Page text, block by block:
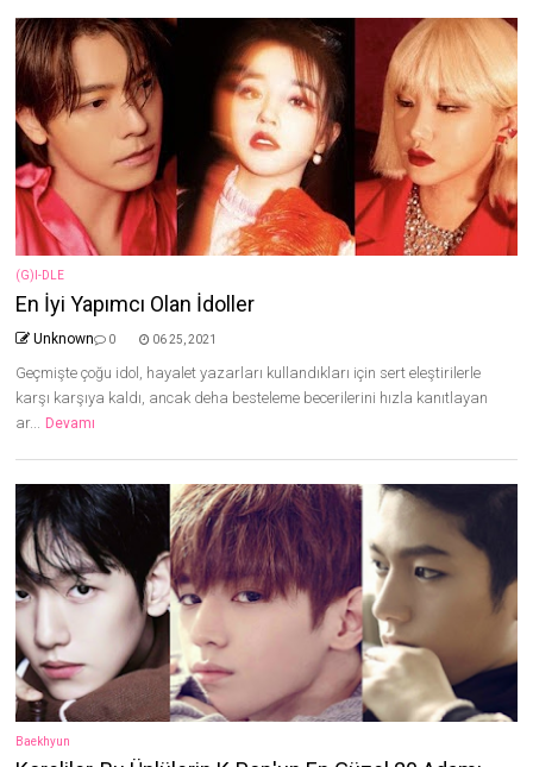
(G)I-DLE
En İyi Yapımcı Olan İdoller
Unknown 0 06 25, 2021
Geçmişte çoğu idol, hayalet yazarları kullandıkları için sert eleştirilerle
karşı karşıya kaldı, ancak deha besteleme becerilerini hızla kanıtlayan
ar... Devamı
Baekhyun